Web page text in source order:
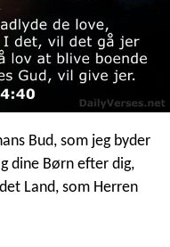
Bud, som jeg byder
dine Børn efter dig,
Land, som Herren